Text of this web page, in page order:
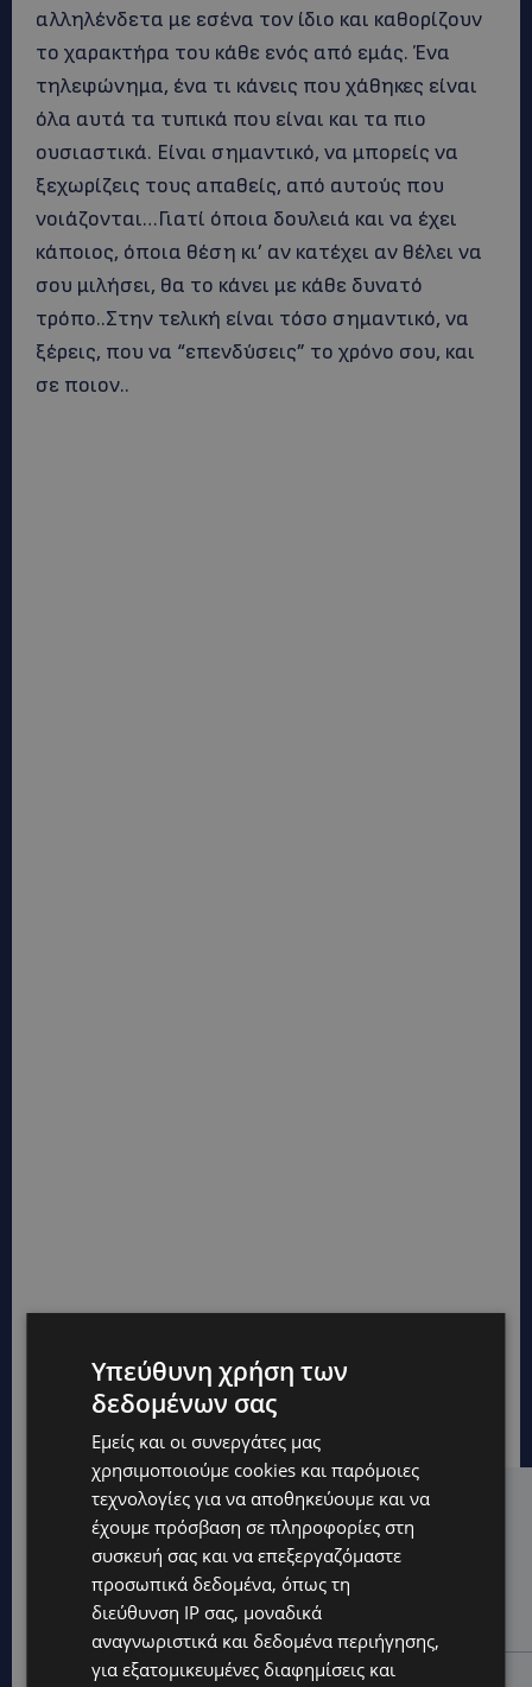
αλληλένδετα με εσένα τον ίδιο και καθορίζουν
το χαρακτήρα του κάθε ενός από εμάς. Ένα
τηλεφώνημα, ένα τι κάνεις που χάθηκες είναι
όλα αυτά τα τυπικά που είναι και τα πιο
ουσιαστικά. Είναι σημαντικό, να μπορείς να
ξεχωρίζεις τους απαθείς, από αυτούς που
νοιάζονται…Γιατί όποια δουλειά και να έχει
κάποιος, όποια θέση κι’ αν κατέχει αν θέλει να
σου μιλήσει, θα το κάνει με κάθε δυνατό
τρόπο..Στην τελική είναι τόσο σημαντικό, να
ξέρεις, που να “επενδύσεις” το χρόνο σου, και
σε ποιον..
Hot this week
STORIES
ΜΑΡΙΝΟΣ ΚΩΝΣΤΑΝΤΙΝΙΔΗΣ: Οι πρωτοβουλίες για να
ξαναζωντανέψει η Μακαρίου και το κέντρο της
Λευκωσίας-(Βίντεο)
UPDATES
Υπεύθυνη χρήση των
δεδομένων σας
Εμείς και οι συνεργάτες μας
χρησιμοποιούμε cookies και παρόμοιες
τεχνολογίες για να αποθηκεύουμε και να
έχουμε πρόσβαση σε πληροφορίες στη
συσκευή σας και να επεξεργαζόμαστε
προσωπικά δεδομένα, όπως τη
διεύθυνση IP σας, μοναδικά
αναγνωριστικά και δεδομένα περιήγησης,
για εξατομικευμένες διαφημίσεις και